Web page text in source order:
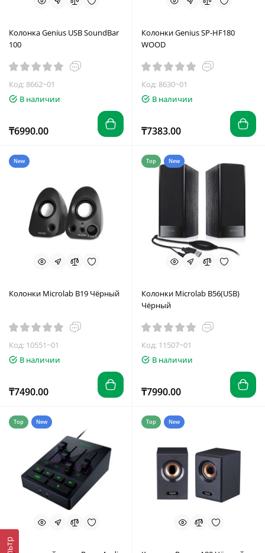
Колонка Genius USB SoundBar
100
Код: 8662~01
В наличии
₸6990.00
Колонки Genius SP-HF180
WOOD
Код: 8630~01
В наличии
₸7383.00
New
Колонки Microlab B19 Чёрный
Код: 10551~01
В наличии
₸7490.00
Top New
Колонки Microlab B56(USB)
Чёрный
Код: 11507~01
В наличии
₸7990.00
Top New Top New